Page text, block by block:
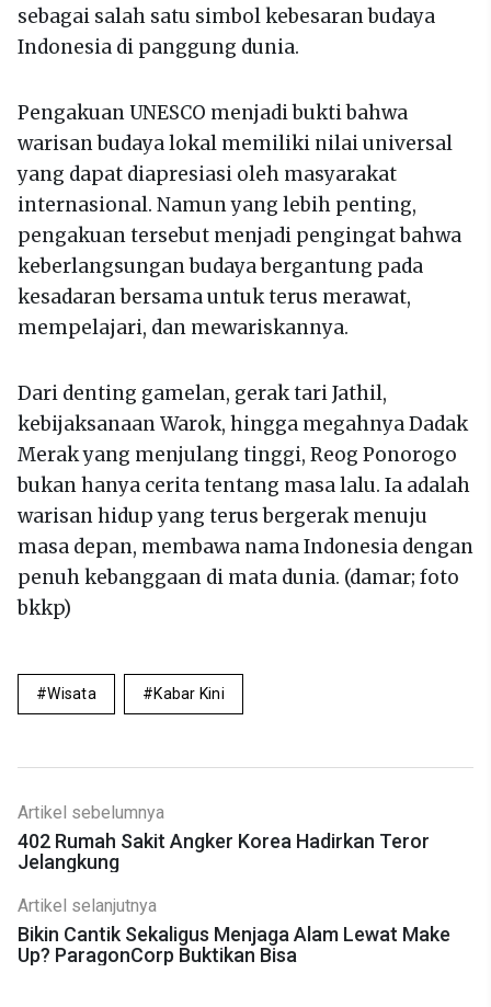
sebagai salah satu simbol kebesaran budaya
Indonesia di panggung dunia.
Pengakuan UNESCO menjadi bukti bahwa
warisan budaya lokal memiliki nilai universal
yang dapat diapresiasi oleh masyarakat
internasional. Namun yang lebih penting,
pengakuan tersebut menjadi pengingat bahwa
keberlangsungan budaya bergantung pada
kesadaran bersama untuk terus merawat,
mempelajari, dan mewariskannya.
Dari denting gamelan, gerak tari Jathil,
kebijaksanaan Warok, hingga megahnya Dadak
Merak yang menjulang tinggi, Reog Ponorogo
bukan hanya cerita tentang masa lalu. Ia adalah
warisan hidup yang terus bergerak menuju
masa depan, membawa nama Indonesia dengan
penuh kebanggaan di mata dunia. (damar; foto
bkkp)
Wisata Kabar Kini
Artikel sebelumnya
402 Rumah Sakit Angker Korea Hadirkan Teror
Jelangkung
Artikel selanjutnya
Bikin Cantik Sekaligus Menjaga Alam Lewat Make
Up? ParagonCorp Buktikan Bisa